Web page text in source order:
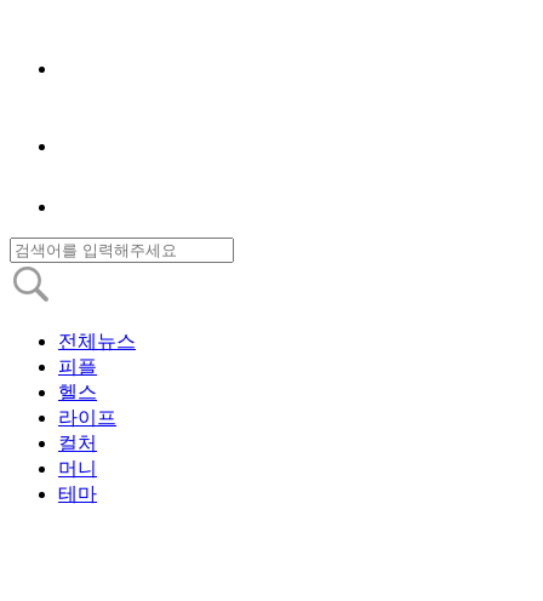
전체뉴스
피플
헬스
라이프
컬처
머니
테마